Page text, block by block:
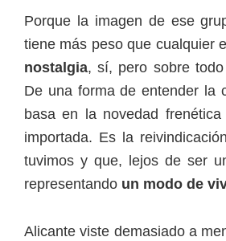
Porque la imagen de ese
tiene más peso que cualquier
nostalgia, sí, pero sobre
De una forma de entender la
basa en la novedad
importada. Es la
tuvimos y que, lejos de ser
representando un modo de
Alicante viste demasiado a